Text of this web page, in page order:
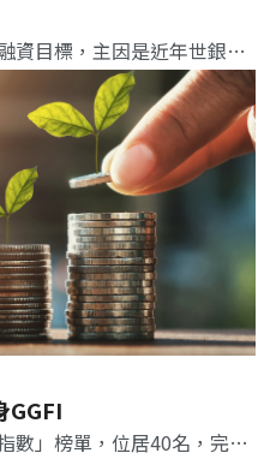
法國敦促世界銀行維持其氣候融資目標，主因是近年世銀面臨來自其最大股東美國壓力，要求改變能源路線。
GGFI
台北首度進入「全球綠色金融指數」榜單，位居40名，完善的治理品質驚豔全球，未來可持續擴大商品規模、接軌國際。